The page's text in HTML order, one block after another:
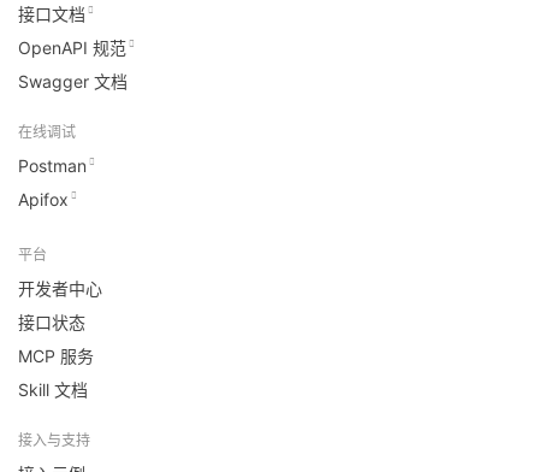
接口文档
OpenAPI 规范
Swagger 文档
在线调试
Postman
Apifox
平台
开发者中心
接口状态
MCP 服务
Skill 文档
接入与支持